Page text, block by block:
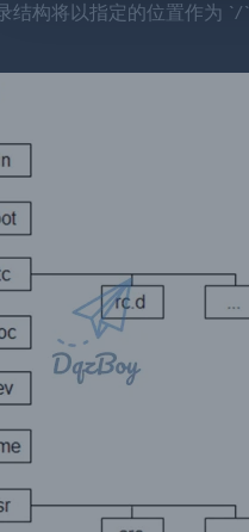
构将以指定的位置作为 `/`